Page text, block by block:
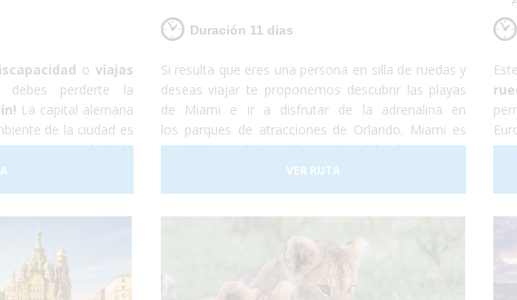
o viajas
perderte la
La capital alemana
de la ciudad es
gran cantidad de
por visitar. La
accesible para
las calles y plazas
pueden dificultar el
Sin embargo
todo, y tu sólo de
Duración 11 dias
Si resulta que eres una persona en silla de ruedas y
deseas viajar te proponemos descubrir las playas
de Miami e ir a disfrutar de la adrenalina en
los parques de atracciones de Orlando. Miami es
una de las ciudades más grandes del país y con una
gran diversidad cultural. Se trata de un lugar de
gran influencia caribeña y hermosas
días a descubrir la ciudad y sus lugares
característicos como la Pequeña Habana, el
Downtown, Bahía Vizcaína y al mismo tiempo
VER RUTA
Este
su